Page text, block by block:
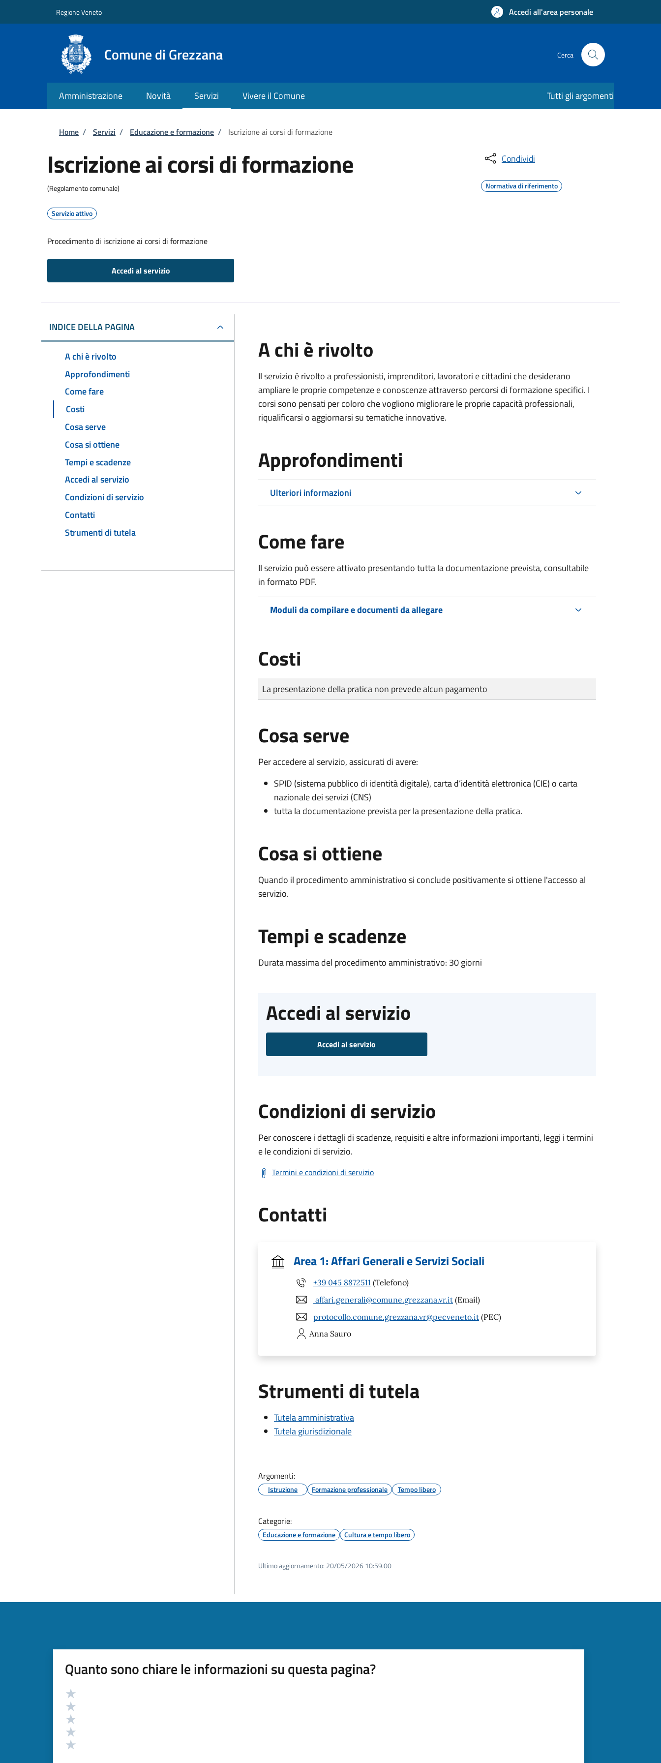
Regione Veneto Accedi all'area personale
Comune di Grezzana Cerca
Amministrazione Novità Servizi Vivere il Comune Tutti gli argomenti
Briciole di pane
Home / Servizi / Educazione e formazione / Iscrizione ai corsi di formazione
Iscrizione ai corsi di formazione
(Regolamento comunale)
Servizio attivo
Procedimento di iscrizione ai corsi di formazione
Accedi al servizio
Condividi
Normativa di riferimento
INDICE DELLA PAGINA
A chi è rivolto
Approfondimenti
Come fare
Costi
Cosa serve
Cosa si ottiene
Tempi e scadenze
Accedi al servizio
Condizioni di servizio
Contatti
Strumenti di tutela
A chi è rivolto
Il servizio è rivolto a professionisti, imprenditori, lavoratori e cittadini che desiderano
ampliare le proprie competenze e conoscenze attraverso percorsi di formazione specifici. I
corsi sono pensati per coloro che vogliono migliorare le proprie capacità professionali,
riqualificarsi o aggiornarsi su tematiche innovative.
Approfondimenti
Ulteriori informazioni
Come fare
Il servizio può essere attivato presentando tutta la documentazione prevista, consultabile
in formato PDF.
Moduli da compilare e documenti da allegare
Costi
Tipo di pagamento
Importo
La presentazione della pratica non prevede alcun pagamento
Cosa serve
Per accedere al servizio, assicurati di avere:
SPID (sistema pubblico di identità digitale), carta d’identità elettronica (CIE) o carta
nazionale dei servizi (CNS)
tutta la documentazione prevista per la presentazione della pratica.
Cosa si ottiene
Quando il procedimento amministrativo si conclude positivamente si ottiene l'accesso al
servizio.
Tempi e scadenze
Durata massima del procedimento amministrativo: 30 giorni
Accedi al servizio
Accedi al servizio
Condizioni di servizio
Per conoscere i dettagli di scadenze, requisiti e altre informazioni importanti, leggi i termini
e le condizioni di servizio.
Termini e condizioni di servizio
Contatti
Area 1: Affari Generali e Servizi Sociali
+39 045 8872511 (Telefono)
affari.generali@comune.grezzana.vr.it (Email)
protocollo.comune.grezzana.vr@pecveneto.it (PEC)
Anna Sauro
Strumenti di tutela
Tutela amministrativa
Tutela giurisdizionale
Argomenti:
Istruzione Formazione professionale Tempo libero
Categorie:
Educazione e formazione Cultura e tempo libero
Ultimo aggiornamento: 20/05/2026 10:59.00
Quanto sono chiare le informazioni su questa pagina?
Valutazione